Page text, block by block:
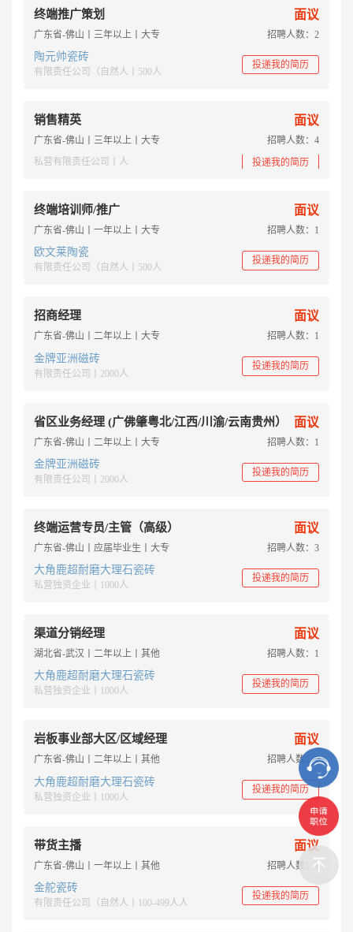
终端推广策划 面议
广东省-佛山丨三年以上丨大专 招聘人数：2
陶元帅瓷砖
有限责任公司（自然人丨500人
投递我的简历
销售精英 面议
广东省-佛山丨三年以上丨大专
招聘人数：4
私营有限责任公司丨人
投递我的简历
终端培训师/推广 面议
广东省-佛山丨一年以上丨大专 招聘人数：1
欧文莱陶瓷
有限责任公司（自然人丨500人
投递我的简历
招商经理 面议
广东省-佛山丨二年以上丨大专 招聘人数：1
金牌亚洲磁砖
有限责任公司丨2000人
投递我的简历
省区业务经理 (广佛肇粤北/江西/川渝/云南贵州） 面议
广东省-佛山丨二年以上丨大专 招聘人数：1
金牌亚洲磁砖
有限责任公司丨2000人
投递我的简历
终端运营专员/主管（高级） 面议
广东省-佛山丨应届毕业生丨大专 招聘人数：3
大角鹿超耐磨大理石瓷砖
私营独资企业丨1000人
投递我的简历
渠道分销经理 面议
湖北省-武汉丨二年以上丨其他 招聘人数：1
大角鹿超耐磨大理石瓷砖
私营独资企业丨1000人
投递我的简历
岩板事业部大区/区域经理 面议
广东省-佛山丨二年以上丨其他 招聘人数：1
大角鹿超耐磨大理石瓷砖
私营独资企业丨1000人
投递我的简历
带货主播 面议
广东省-佛山丨一年以上丨其他 招聘人数：1
金舵瓷砖
有限责任公司（自然人丨100-499人人
投递我的简历